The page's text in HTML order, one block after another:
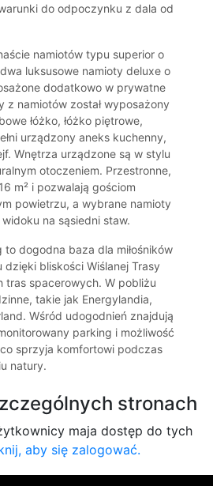
do odpoczynku z dala od
namiotów typu superior o
luksusowe namioty deluxe o
dodatkowo w prywatne
z namiotów został wyposażony
łóżko, łóżko piętrowe,
urządzony aneks kuchenny,
Wnętrza urządzone są w stylu
otoczeniem. Przestronne,
m² i pozwalają gościom
powietrzu, a wybrane namioty
na sąsiedni staw.
dogodna baza dla miłośników
bliskości Wiślanej Trasy
tras spacerowych. W pobliżu
takie jak Energylandia,
Wśród udogodnień znajdują
parking i możliwość
sprzyja komfortowi podczas
natury.
stronach
maja dostęp do tych
aby się zalogować.